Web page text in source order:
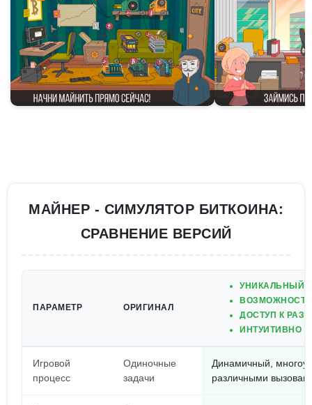
МАЙНЕР - СИМУЛЯТОР БИТКОИНА:
СРАВНЕНИЕ ВЕРСИЙ
ПАРАМЕТР ОРИГИНАЛ
УНИКАЛЬНЫЙ
ДОСТУП К
ИНТУИТИВНО
Игровой
процесс
Одиночные
задачи
Динамичный,
различными